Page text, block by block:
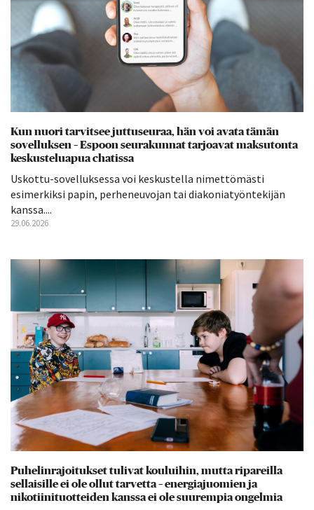
Kun nuori tarvitsee juttuseuraa, hän voi avata tämän
sovelluksen – Espoon seurakunnat tarjoavat maksutonta
keskusteluapua chatissa
Uskottu-sovelluksessa voi keskustella nimettömästi
esimerkiksi papin, perheneuvojan tai diakoniatyöntekijän
kanssa....
29.06.2026
Puhelinrajoitukset tulivat kouluihin, mutta ripareilla
sellaisille ei ole ollut tarvetta – energiajuomien ja
nikotiinituotteiden kanssa ei ole suurempia ongelmia